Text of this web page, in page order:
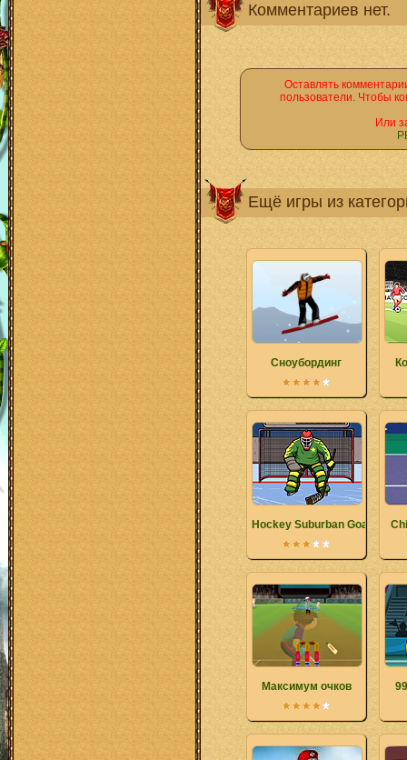
Комментариев нет.
Оставлять
пользователи. Чтобы
Или
Ещё игры из
Сноубординг
Hockey Suburban Goalie
Максимум очков